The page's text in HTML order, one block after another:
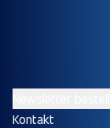
Kontakt